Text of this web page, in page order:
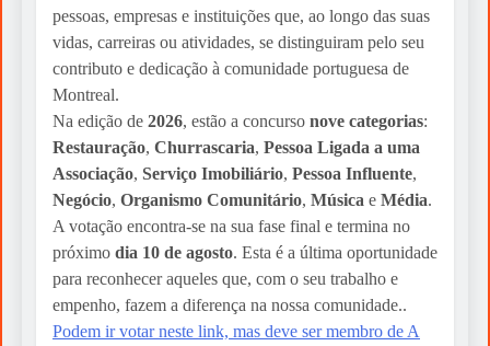
pessoas, empresas e instituições que, ao longo das suas
vidas, carreiras ou atividades, se distinguiram pelo seu
contributo e dedicação à comunidade portuguesa de
Montreal.
Na edição de 2026, estão a concurso nove categorias:
Restauração, Churrascaria, Pessoa Ligada a uma
Associação, Serviço Imobiliário, Pessoa Influente,
Negócio, Organismo Comunitário, Música e Média.
A votação encontra-se na sua fase final e termina no
próximo dia 10 de agosto. Esta é a última oportunidade
para reconhecer aqueles que, com o seu trabalho e
empenho, fazem a diferença na nossa comunidade..
Podem ir votar neste link, mas deve ser membro de A